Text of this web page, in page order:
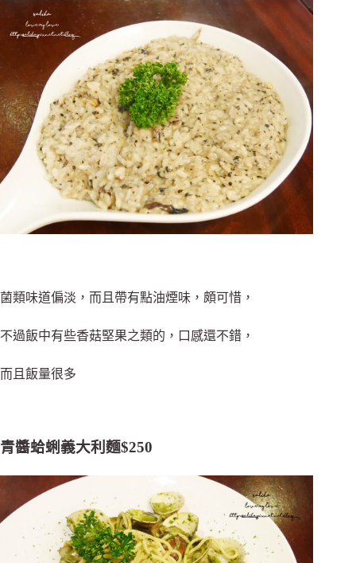
菌類味道偏淡，而且帶有點油煙味，頗可惜，
不過飯中有些香菇堅果之類的，口感還不錯，
而且飯量很多
青醬蛤蜊義大利麵$250